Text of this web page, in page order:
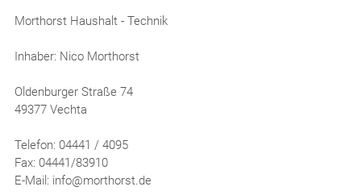
Morthorst Haushalt - Technik
Inhaber: Nico Morthorst
Oldenburger Straße 74
49377 Vechta
Telefon: 04441 / 4095
Fax: 04441/83910
E-Mail: info@morthorst.de